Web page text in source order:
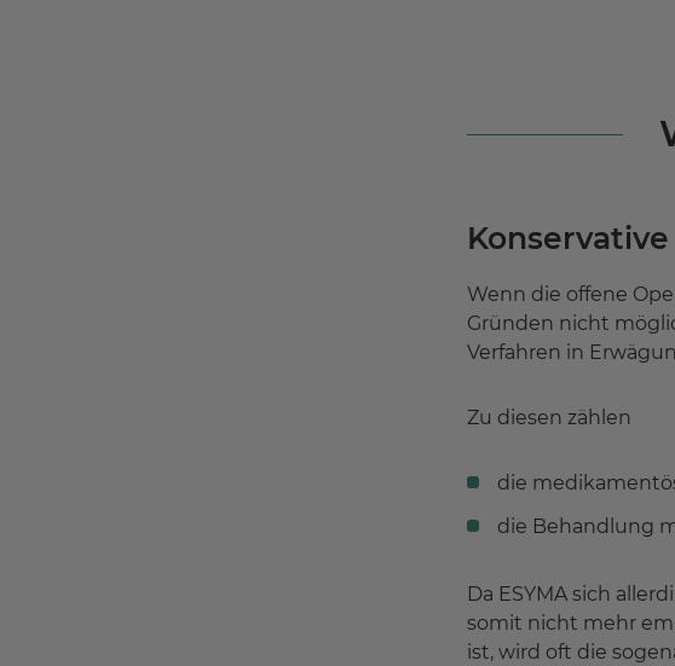
Wenn die offene
Gründen nicht
Verfahren in
Zu diesen zählen
die
die Behandlung
Da ESYMA sich
somit nicht mehr
ist, wird oft die